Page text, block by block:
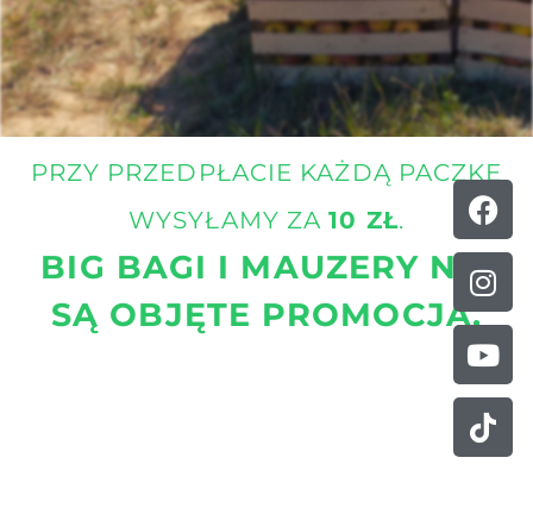
PRZY PRZEDPŁACIE KAŻDĄ PACZKĘ
WYSYŁAMY ZA10 ZŁ.
BIG BAGI I MAUZERY NIE
SĄ OBJĘTE PROMOCJĄ.
f